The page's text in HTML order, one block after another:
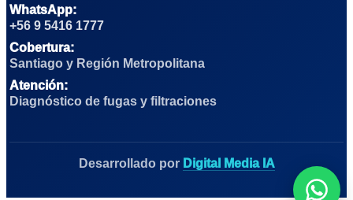
WhatsApp:
+56 9 5416 1777
Cobertura:
Santiago y Región Metropolitana
Atención:
Diagnóstico de fugas y filtraciones
Desarrollado por Digital Media IA